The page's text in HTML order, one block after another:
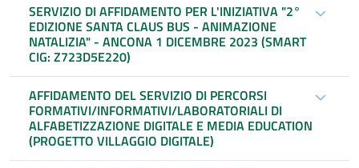
SERVIZIO DI AFFIDAMENTO PER L'INIZIATIVA "2°
EDIZIONE SANTA CLAUS BUS - ANIMAZIONE
NATALIZIA" - ANCONA 1 DICEMBRE 2023 (SMART
CIG: Z723D5E220)
AFFIDAMENTO DEL SERVIZIO DI PERCORSI
FORMATIVI/INFORMATIVI/LABORATORIALI DI
ALFABETIZZAZIONE DIGITALE E MEDIA EDUCATION
(PROGETTO VILLAGGIO DIGITALE)